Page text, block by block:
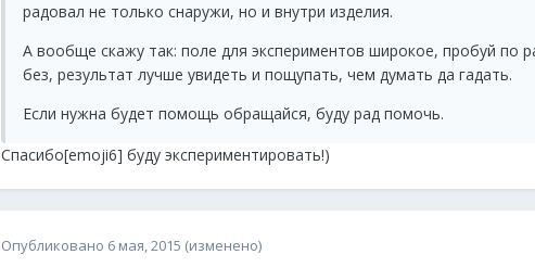
радовал не только снаружи, но и внутри изделия.
А вообще скажу так: поле для экспериментов широкое, пробуй по
без, результат лучше увидеть и пощупать, чем думать да гадать.
Если нужна будет помощь обращайся, буду рад помочь.
Спасибо[emoji6] буду экспериментировать!)
Опубликовано 6 мая, 2015 (изменено)